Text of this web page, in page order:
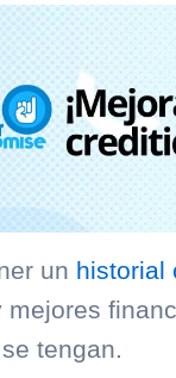
un historial
mejores
tengan.